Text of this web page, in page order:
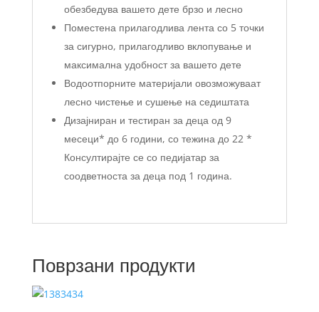
обезбедува вашето дете брзо и лесно
Поместена прилагодлива лента со 5 точки
за сигурно, прилагодливо вклопување и
максимална удобност за вашето дете
Водоотпорните материјали овозможуваат
лесно чистење и сушење на седиштата
Дизајниран и тестиран за деца од 9
месеци* до 6 години, со тежина до 22 *
Консултирајте се со педијатар за
соодветноста за деца под 1 година.
Поврзани продукти